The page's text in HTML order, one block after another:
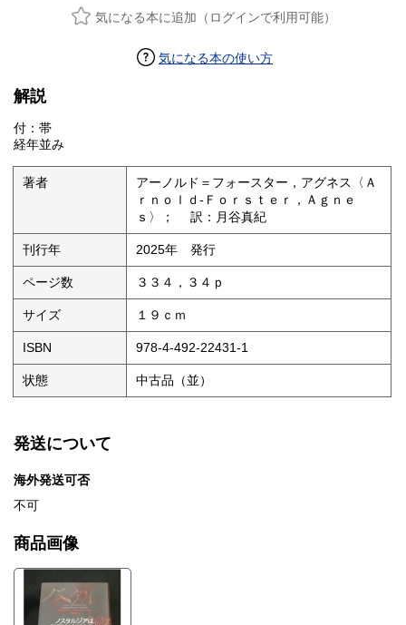
気になる本に追加（ログインで利用可能）
気になる本の使い方
解説
付：帯
経年並み
著者
アーノルド＝フォースター，アグネス〈Ａ
ｒｎｏｌｄ‐Ｆｏｒｓｔｅｒ，Ａｇｎｅ
ｓ〉； 訳：月谷真紀
刊行年 2025年 発行
ページ数 ３３４，３４ｐ
サイズ １９ｃｍ
ISBN 978-4-492-22431-1
状態 中古品（並）
発送について
海外発送可否
不可
商品画像